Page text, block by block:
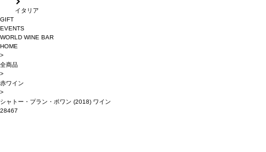
イタリア
GIFT
EVENTS
WORLD WINE BAR
HOME
>
全商品
>
赤ワイン
>
シャトー・プラン・ポワン (2018) ワイン
28467